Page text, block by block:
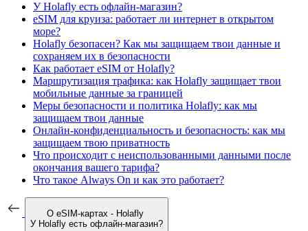
У Holafly есть офлайн-магазин?
eSIM для круиза: работает ли интернет в открытом
море?
Holafly безопасен? Как мы защищаем твои данные и
сохраняем их в безопасности
Как работает eSIM от Holafly?
Маршрутизация трафика: как Holafly защищает твои
мобильные данные за границей
Меры безопасности и политика Holafly: как мы
защищаем твои данные
Онлайн-конфиденциальность и безопасность: как мы
защищаем твою приватность
Что происходит с неиспользованными данными после
окончания вашего тарифа?
Что такое Always On и как это работает?
О eSIM-картах - Holafly
У Holafly есть офлайн-магазин?